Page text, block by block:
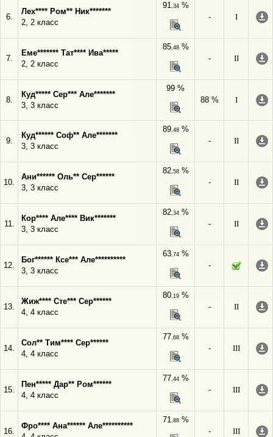
6.
Лех**** Ром** Ник*******
2, 2 класс
91,34%
-
I
7.
Еме******* Тат**** Ива*****
2, 2 класс
85,48%
-
II
8.
Куд***** Сер*** Але*******
3, 3 класс
99 %
88 %
I
9.
Куд****** Соф** Але*******
3, 3 класс
89,48%
-
II
10.
Ани****** Оль** Сер******
3, 3 класс
82,58%
-
II
11.
Кор**** Але**** Вик*******
3, 3 класс
82,34%
-
II
12.
Бог****** Ксе*** Але**********
3, 3 класс
63,74%
-
13.
Жиж**** Сте*** Сер******
4, 4 класс
80,19%
-
II
14.
Сол** Тим**** Сер******
4, 4 класс
77,68%
-
III
15.
Пен***** Дар** Ром******
4, 4 класс
77,44%
-
III
16.
Фро**** Ана****** Але**********
71,88%
-
III